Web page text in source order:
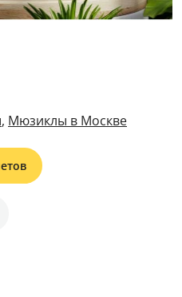
, Мюзиклы в Москве